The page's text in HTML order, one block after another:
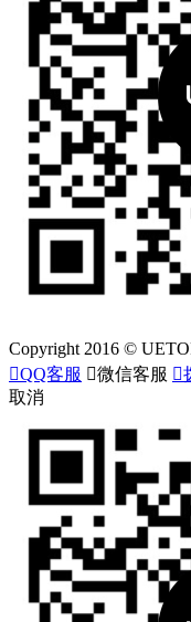
Copyright 2016 ©
QQ客服 微信客服 
取消